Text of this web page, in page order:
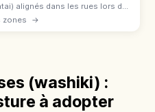
alignés dans les rues lors des
du printemps à l'automne :
zones →
(washiki) :
à adopter